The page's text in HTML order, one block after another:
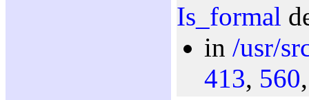
Is_formal
in /usr/
413, 560